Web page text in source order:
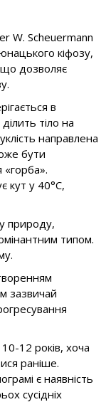
W. Scheuermann
кіфозу,
що дозволяє
в
тіло на
направлена
бути
кут у 40°С,
природу,
типом.
зазвичай
10-12 років, хоча
раніше.
є наявність
сусідніх